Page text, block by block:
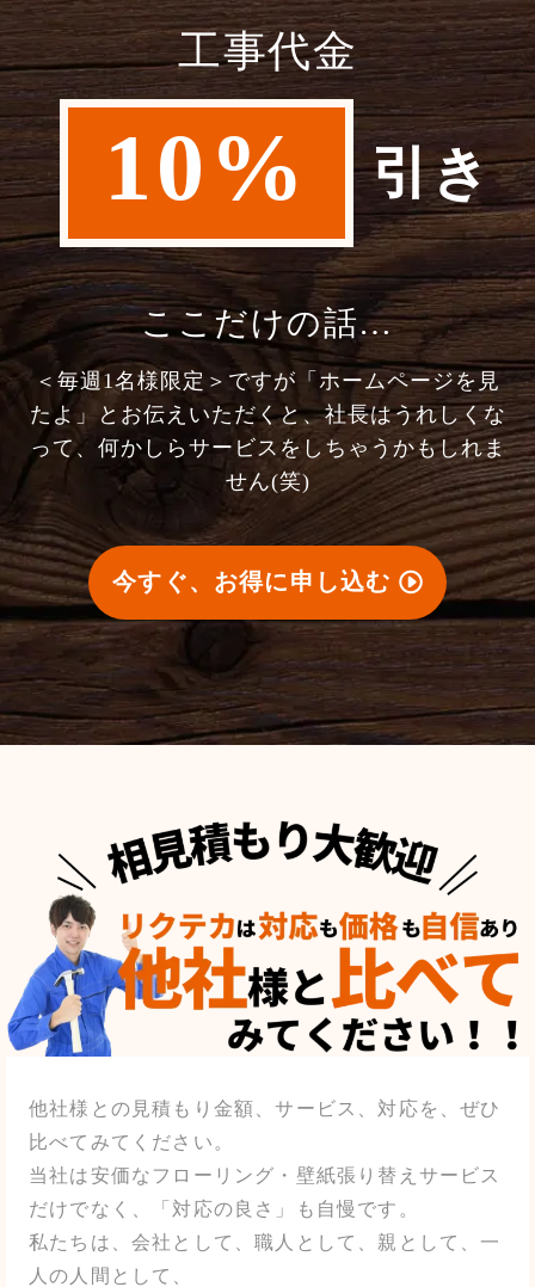
工事代金
10% 引き
ここだけの話…
＜毎週1名様限定＞ですが「ホームページを見
たよ」とお伝えいただくと、社長はうれしくな
って、何かしらサービスをしちゃうかもしれま
せん(笑)
今すぐ、お得に申し込む
他社様との見積もり金額、サービス、対応を、ぜひ
比べてみてください。
当社は安価なフローリング・壁紙張り替えサービス
だけでなく、「対応の良さ」も自慢です。
私たちは、会社として、職人として、親として、一
人の人間として、